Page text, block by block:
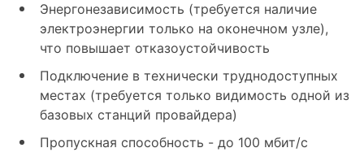
Энергонезависимость (требуется наличие
электроэнергии только на оконечном узле),
что повышает отказоустойчивость
Подключение в технически труднодоступных
местах (требуется только видимость одной из
базовых станций провайдера)
Пропускная способность - до 100 мбит/c